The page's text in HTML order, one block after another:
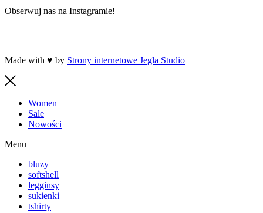
Obserwuj nas na Instagramie!
Made with ♥ by Strony internetowe Jegla Studio
Women
Sale
Nowości
Menu
bluzy
softshell
legginsy
sukienki
tshirty